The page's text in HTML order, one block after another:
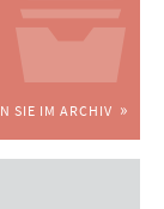
SIE IM ARCHIV